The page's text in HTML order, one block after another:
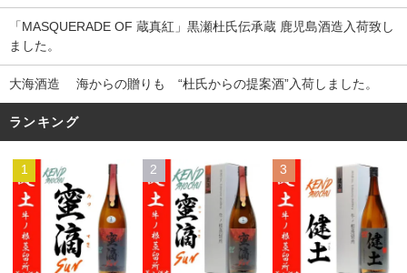
「MASQUERADE OF 蔵真紅」黒瀬杜氏伝承蔵 鹿児島酒造入荷致し
ました。
大海酒造 海からの贈りも “杜氏からの提案酒”入荷しました。
ランキング
1 2 3